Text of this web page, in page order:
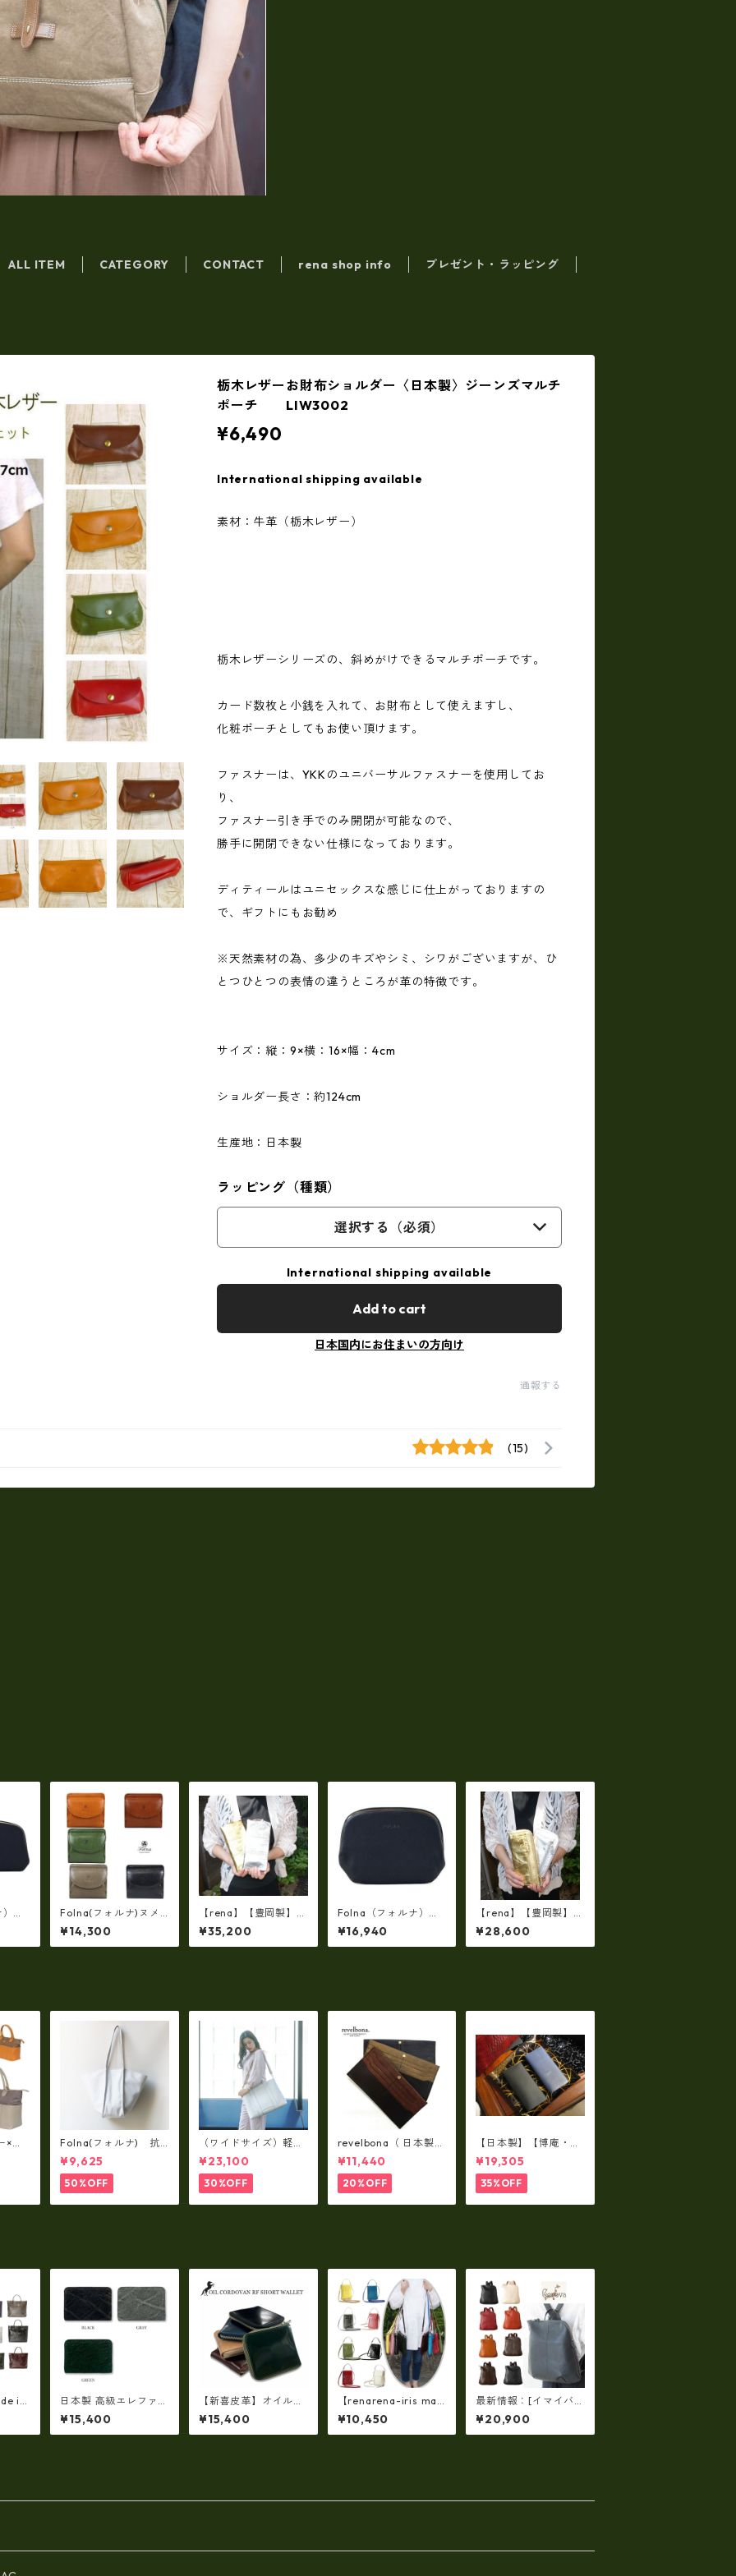
ALL ITEM CATEGORY CONTACT rena shop info プレゼント・ラッピング
栃木レザーお財布ショルダー〈日本製〉ジーンズマルチ
ポーチ LIW3002
¥6,490
International shipping available
素材：牛革（栃木レザー）
栃木レザーシリーズの、斜めがけできるマルチポーチです。
カード数枚と小銭を入れて、お財布として使えますし、
化粧ポーチとしてもお使い頂けます。
ファスナーは、YKKのユニバーサルファスナーを使用してお
り、
ファスナー引き手でのみ開閉が可能なので、
勝手に開閉できない仕様になっております。
ディティールはユニセックスな感じに仕上がっておりますの
で、ギフトにもお勧め
※天然素材の為、多少のキズやシミ、シワがございますが、ひ
とつひとつの表情の違うところが革の特徴です。
サイズ：縦：9×横：16×幅：4cm
ショルダー長さ：約124cm
生産地：日本製
ラッピング（種類）
選択する（必須）
International shipping available
Add to cart
日本国内にお住まいの方向け
通報する
(15)
ロ
Folna(フォルナ)ヌメ
オイルシュリンク 二つ
折り財布 (日本製） fo
-2993801
¥14,300
【rena】【豊岡製】◇
純金箔革製品・限定生
産☆スペイン牛革（仔
牛革）手絞り＆オイル
¥35,200
Folna（フォルナ）ソ
フトレザーショート天
溝薄マチ・がま口長財
布(牛革製・日本製）f
¥16,940
【rena】【豊岡製】◇
純金銀箔革製品・限定
生産☆スペイン牛革
（仔牛革）手絞り＆オ
¥28,600
パ
Folna(フォルナ) 抗
菌ソフトスムースレザ
ー トートバッグ / FOL
NA RD fo-083244
¥9,625
50%OFF
（ワイドサイズ）軽
量・牛革製品・2WAY
ヌメ革トートバッグ
（A3サイズ/日本製）
(高収納）ir-02G
¥23,100
30%OFF
revelbona（ 日本製）
国産牛革製・お札入
れ ロングウォレッ
ト rl-001
¥11,440
20%OFF
【日本製】【博庵・HI
ROAN】最高級牛革
（ボーテッド）札入
れ・長財布 ha-2153
5
¥19,305
35%OFF
in
トー
日本製 高級エレファン
トレザー × 姫路レザー
ラウンドファスナーコ
インケース 小銭入れ
¥15,400
【新喜皮革】オイルコ
ードバンラウンドファ
スナーショートウォレ
ット 日本製 tc-048
¥15,400
【renarena-iris mad
e in japan】【日本
製】牛革エナメルクロ
コ・縦型お財布スマ
¥10,450
最新情報：[イマイバ
ッグ] GENOVA 日本製
牛革リュック レザー
リュック レディースリ
¥20,900